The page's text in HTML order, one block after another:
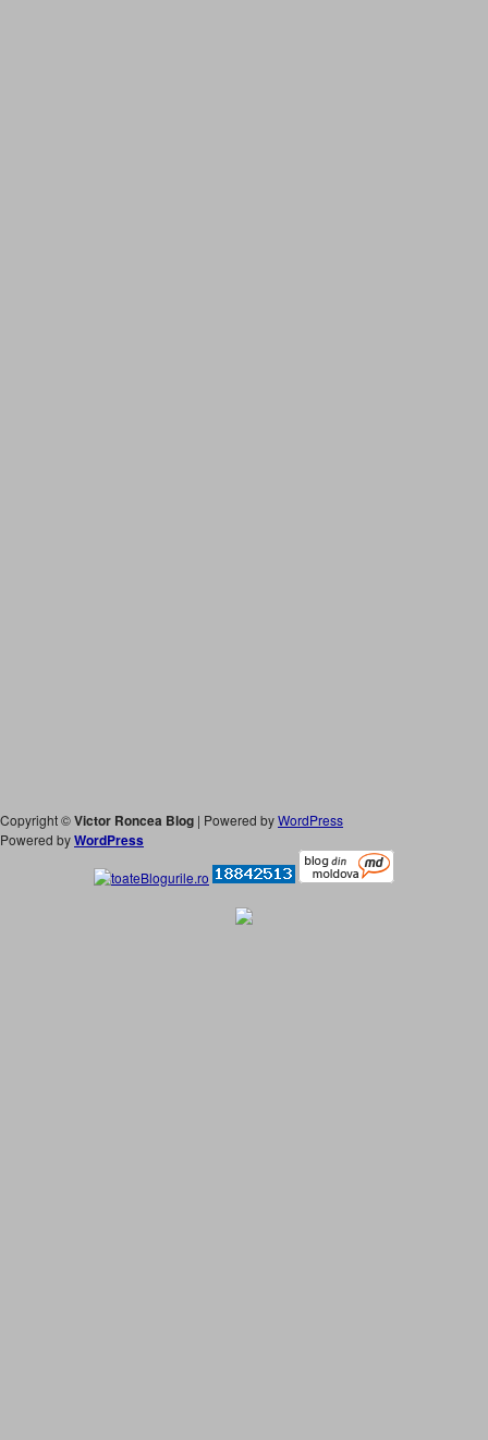
Copyright ©Victor Roncea Blog | Powered byWordPress
Powered byWordPress